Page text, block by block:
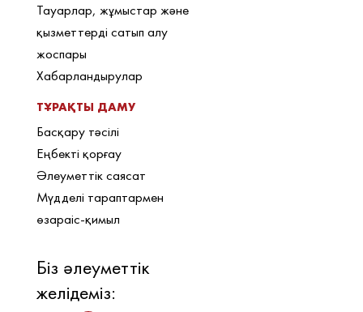
Тауарлар, жұмыстар және
қызметтерді сатып алу
жоспары
Хабарландырулар
ТҰРАҚТЫ ДАМУ
Басқару тәсілі
Еңбекті қорғау
Әлеуметтік саясат
Мүдделі тараптармен
өзараіс-қимыл
Біз әлеуметтік
желідеміз: